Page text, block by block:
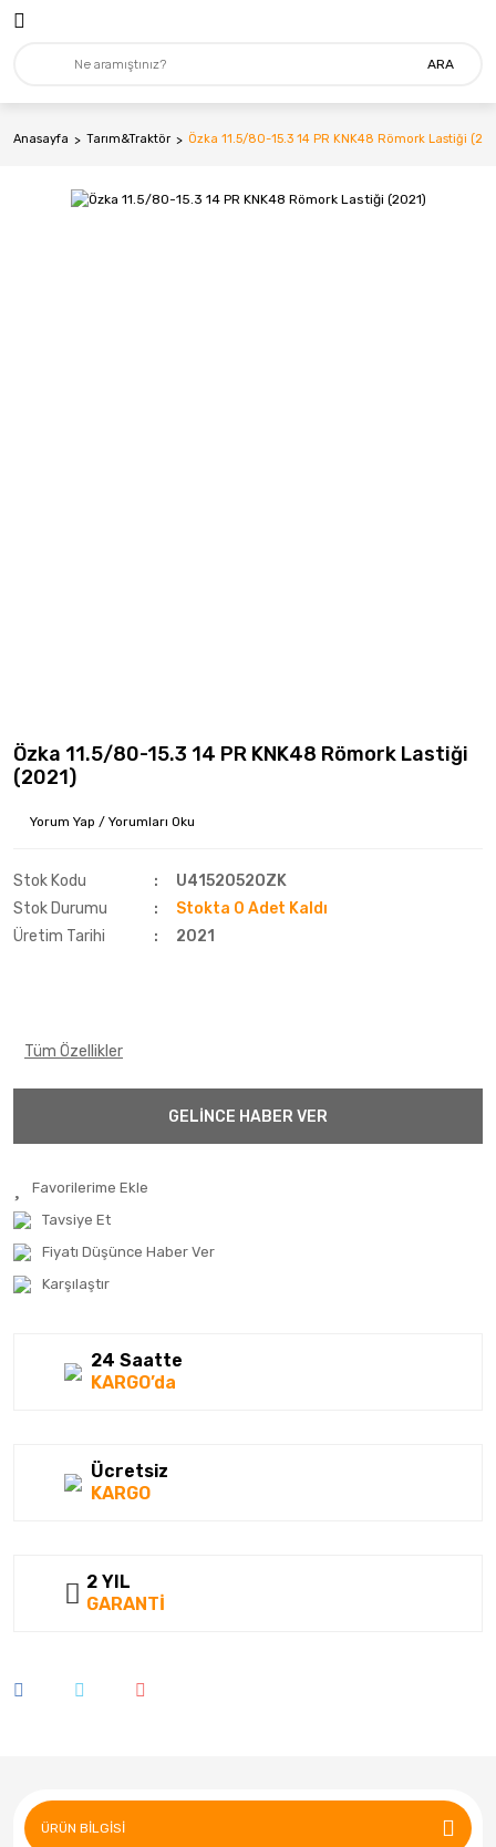
ARA
Anasayfa Tarım&Traktör Özka 11.5/80-15.3 14 PR KNK48 Römork Lastiği
Özka 11.5/80-15.3 14 PR KNK48 Römork Lastiği
(2021)
Yorum Yap / Yorumları Oku
Stok Kodu
U4152052OZK
Stok Durumu
Stokta 0 Adet Kaldı
Üretim Tarihi
2021
Tüm Özellikler
GELİNCE HABER VER
Tavsiye Et
Fiyatı Düşünce Haber Ver
Karşılaştır
24 Saatte
KARGO’da
Ücretsiz
KARGO
2 YIL
GARANTİ
ÜRÜN BILGISI